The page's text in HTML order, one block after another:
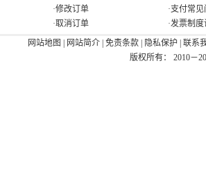
·修改订单
·取消订单
·支付常
·发票制
网站地图
网站简介 免责条款 隐私保护
联系
版权所有： 2010－